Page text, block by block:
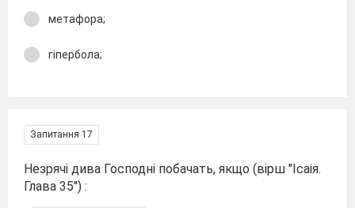
метафора;
гіпербола;
Запитання 17
Незрячі дива Господні побачать, якщо (вірш "Ісаія.
Глава 35") :